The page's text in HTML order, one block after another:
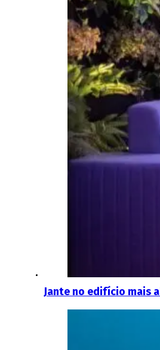
Jante no edifício mais